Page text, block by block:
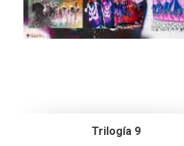
Trilogía 9